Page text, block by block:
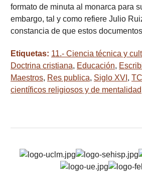
formato de minuta al monarca para
embargo, tal y como refiere Julio
constancia de que estos
Etiquetas: 11.- Ciencia técnica y
Doctrina cristiana, Educación,
Maestros, Res publica, Siglo XVI ,
científicos religiosos y de mentalidad